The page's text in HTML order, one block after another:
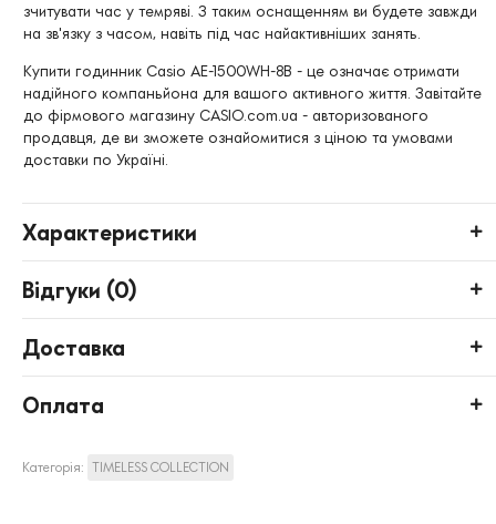
зчитувати час у темряві. З таким оснащенням ви будете завжди
на зв'язку з часом, навіть під час найактивніших занять.
Купити годинник Casio AE-1500WH-8B - це означає отримати
надійного компаньйона для вашого активного життя. Завітайте
до фірмового магазину CASIO.com.ua - авторизованого
продавця, де ви зможете ознайомитися з ціною та умовами
доставки по Україні.
Характеристики
Відгуки (0)
Доставка
Оплата
Категорія: TIMELESS COLLECTION